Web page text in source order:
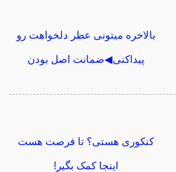
بالاخره میتونی عطر دلخواهت رو
پیداکنی◀ضمانت اصل بودن
کنکوری هستی؟ تا فرصت هست
اینجا کمک بگیر!